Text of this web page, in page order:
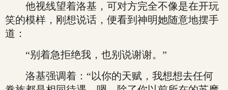
他视线望着洛基，可对方完全不像是在开玩
笑的模样，刚想说话，便看到神明她随意地摆手
道：
“别着急拒绝我，也别说谢谢。”
洛基强调着：“以你的天赋，我想想去任何